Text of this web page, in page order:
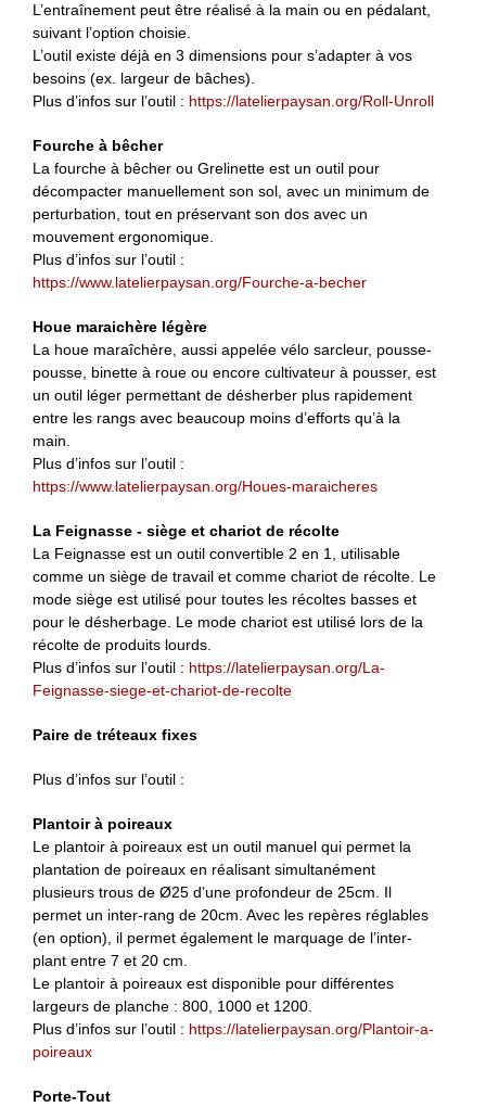
L’entraînement peut être réalisé à la main ou en pédalant,
suivant l’option choisie.
L’outil existe déjà en 3 dimensions pour s’adapter à vos
besoins (ex. largeur de bâches).
Plus d’infos sur l’outil : https://latelierpaysan.org/Roll-Unroll
Fourche à bêcher
La fourche à bêcher ou Grelinette est un outil pour
décompacter manuellement son sol, avec un minimum de
perturbation, tout en préservant son dos avec un
mouvement ergonomique.
Plus d’infos sur l’outil :
https://www.latelierpaysan.org/Fourche-a-becher
Houe maraichère légère
La houe maraîchère, aussi appelée vélo sarcleur, pousse-
pousse, binette à roue ou encore cultivateur à pousser, est
un outil léger permettant de désherber plus rapidement
entre les rangs avec beaucoup moins d’efforts qu’à la
main.
Plus d’infos sur l’outil :
https://www.latelierpaysan.org/Houes-maraicheres
La Feignasse - siège et chariot de récolte
La Feignasse est un outil convertible 2 en 1, utilisable
comme un siège de travail et comme chariot de récolte. Le
mode siège est utilisé pour toutes les récoltes basses et
pour le désherbage. Le mode chariot est utilisé lors de la
récolte de produits lourds.
Plus d’infos sur l’outil : https://latelierpaysan.org/La-
Feignasse-siege-et-chariot-de-recolte
Paire de tréteaux fixes
Plus d’infos sur l’outil :
Plantoir à poireaux
Le plantoir à poireaux est un outil manuel qui permet la
plantation de poireaux en réalisant simultanément
plusieurs trous de Ø25 d’une profondeur de 25cm. Il
permet un inter-rang de 20cm. Avec les repères réglables
(en option), il permet également le marquage de l’inter-
plant entre 7 et 20 cm.
Le plantoir à poireaux est disponible pour différentes
largeurs de planche : 800, 1000 et 1200.
Plus d’infos sur l’outil : https://latelierpaysan.org/Plantoir-a-
poireaux
Porte-Tout